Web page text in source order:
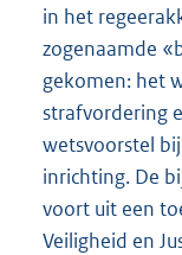
in het
zogenaamde
gekomen: het
strafvordering
wetsvoorstel
inrichting. De
voort uit een
Veiligheid en